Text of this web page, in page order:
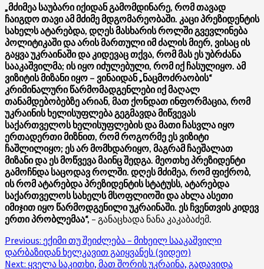
„მძიმეა საუბარი იქიდან გამომდინარე, რომ თავად
ჩაიგდო თავი ამ მძიმე მდგომარეობაში. კაცი პრეზიდენტის
სახელს ატარებდა, დღეს მასხარის როლში გვევლინება
პოლიტიკაში და არის მართული იმ ძალის მიერ, ვისაც ის
გაყვა უკრაინაში და კიდევაც თქვა, რომ მას ეს უბრძანა
სააკაშვილმა; ის იყო იძულებული, რომ იქ ჩასულიყო. ამ
ვიზიტის მიზანი იყო – ვინაიდან „ნაცმოძრაობის“
კრიმინალური წარმომადგენლები იქ მაღალ
თანამდებობებზე არიან, მათ ქონდათ ინფორმაცია, რომ
უკრაინის ხელისუფლება გეგმავდა მიწვევას
საქართველოს ხელისუფლების და მათი ჩასვლა იყო
ერთადერთი მიზნით, რომ როგორმე ეს ვიზიტი
ჩაშლილიყო; ეს არ მომხდარიყო, მაგრამ ჩაეშალათ
მიზანი და ეს მოწვევა მაინც შედგა. მეოთხე პრეზიდენტი
გამოჩნდა საცოდავ როლში. დღეს მძიმეა, რომ ფიქრობ,
ის რომ ატარებდა პრეზიდენტის სტატუსს, ატარებდა
საქართველოს სახელს მსოფლიოში და ახლა ასეთი
იმიჯით იყო წარმოდგენილი უკრაინაში. ეს ჩვენთვის კიდევ
ერთი პრობლემაა“, – განაცხადა ნანა კაკაბაძემ.
Post
navigation
Previous: ექიმი თუ შეიძლება – მიხეილ სააკაშვილი
დარბაზიდან ხელკავით გაიყვანეს (ვიდეო)
Next: ყველა საკითხი, მათ შორის უკრაინა, გადავიდა